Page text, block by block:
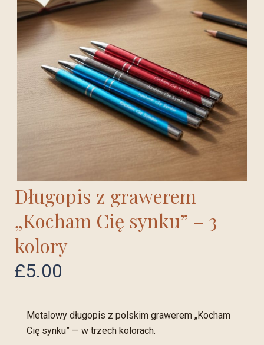
Długopis z grawerem
„Kocham Cię synku” – 3
kolory
£5.00
Metalowy długopis z polskim grawerem „Kocham
Cię synku” — w trzech kolorach.